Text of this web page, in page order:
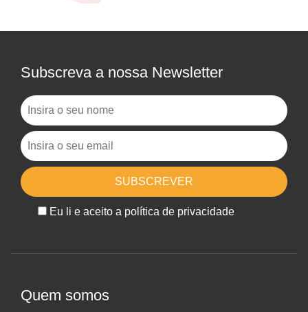
Subscreva a nossa Newsletter
Eu li e aceito a política de privacidade
Quem somos